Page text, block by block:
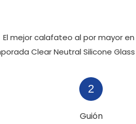
2
Guión